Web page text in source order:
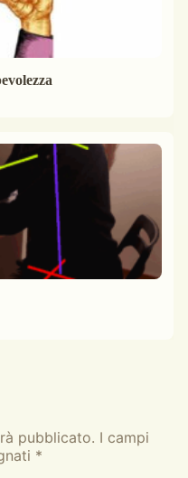
pubblicato. I campi
*